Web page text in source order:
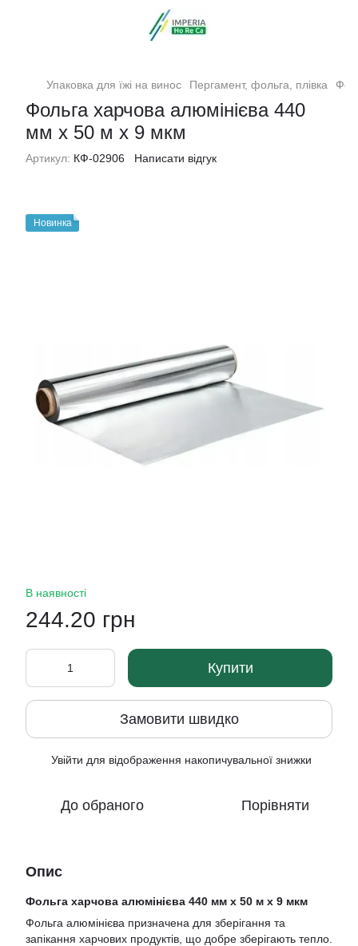
Упаковка для їжі на винос Пергамент, фольга, плівка
Фольга харчова алюмінієва 440
мм х 50 м х 9 мкм
Артикул: КФ-02906 Написати відгук
Новинка
В наявності
244.20 грн
Купити
Замовити швидко
Увійти для відображення накопичувальної знижки
До обраного Порівняти
Опис
Фольга харчова алюмінієва 440 мм х 50 м х 9 мкм
Фольга алюмінієва призначена для зберігання та
запікання харчових продуктів, що добре зберігають тепло.